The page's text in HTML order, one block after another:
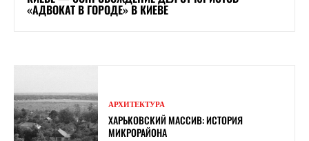
«АДВОКАТ В ГОРОДЕ» В КИЕВЕ
АРХИТЕКТУРА
ХАРЬКОВСКИЙ МАССИВ: ИСТОРИЯ
МИКРОРАЙОНА